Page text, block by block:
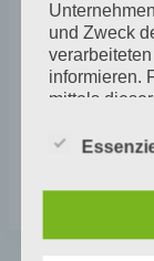
« Malen
Lewis
und Zweck
informieren.
mittels
lückenlosen